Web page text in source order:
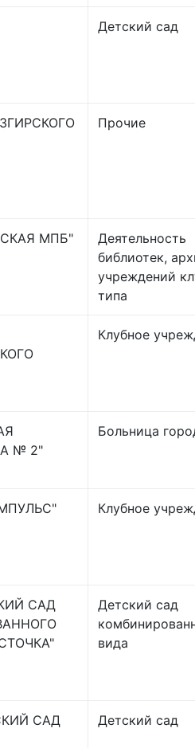
Детский сад
Прочие
МПБ"
Деятельность
библиотек,
учреждений
типа
Клубное
№ 2"
Больница
Клубное
САД
Детский сад
вида
САД
Детский сад